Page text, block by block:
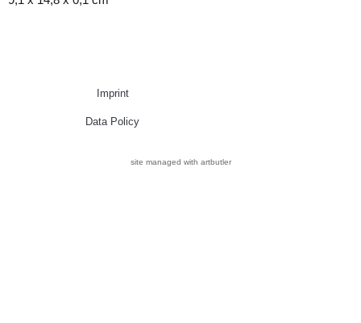
Imprint
Data Policy
site managed with artbutler